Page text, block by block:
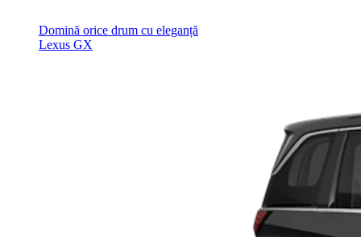
Domină orice drum cu eleganță
Lexus GX